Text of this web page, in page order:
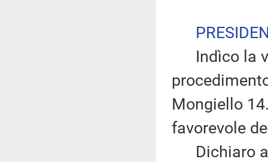
Indìco la
Mongiello
favorevole
Dichiaro